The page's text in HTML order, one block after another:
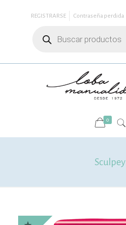
REGISTRARSE Contraseña perdida
productos
0
Sculpey